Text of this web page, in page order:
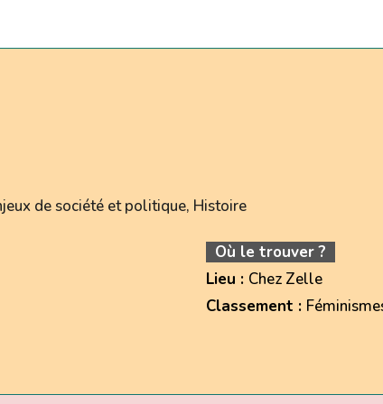
de société et politique, Histoire
Où le trouver ?
Lieu : Chez Zelle
Classement :